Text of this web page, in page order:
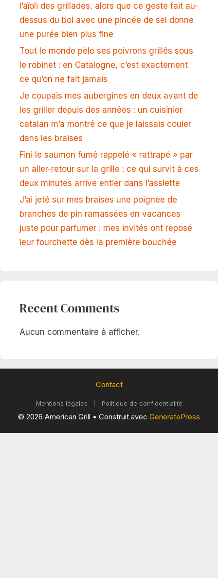
l’aïoli des grillades, alors que ce geste fait au-
dessus du bol avec une pincée de sel donne
une purée bien plus fine
Tout le monde pèle ses poivrons grillés sous
le robinet : en Catalogne, c’est exactement
ce qu’on ne fait jamais
Je coupais mes aubergines en deux avant de
les griller depuis des années : un cuisinier
catalan m’a montré ce que je laissais couler
dans les braises
Fini le saumon fumé rappelé « rattrapé » par
un aller-retour sur la grille : ce qui survit à ces
deux minutes arrive entier dans l’assiette
J’ai jeté sur mes braises une poignée de
branches de pin ramassées en vacances
juste pour parfumer : mes invités ont reposé
leur fourchette dès la première bouchée
Recent Comments
Aucun commentaire à afficher.
Contact
Mentions légales Politique de confidentialité
© 2026 American Grill • Construit avec GeneratePress